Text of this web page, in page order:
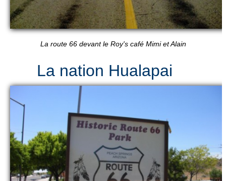
La route 66 devant le Roy's café Mimi et Alain
La nation Hualapai